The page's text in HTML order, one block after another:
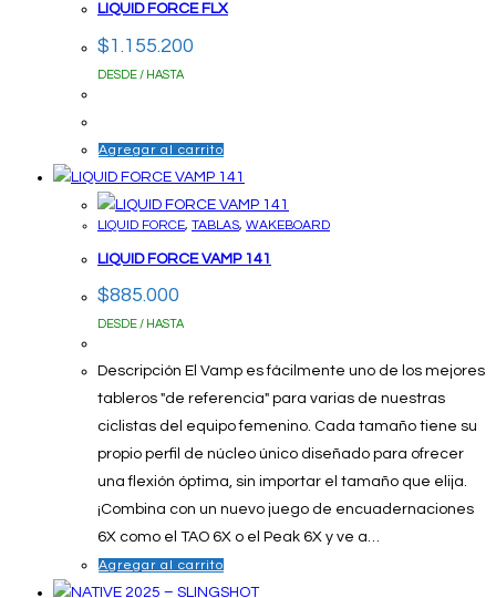
LIQUID FORCE FLX
$1.155.200
DESDE / HASTA
Agregar al carrito
LIQUID FORCE, TABLAS, WAKEBOARD
LIQUID FORCE VAMP 141
$885.000
DESDE / HASTA
Descripción El Vamp es fácilmente uno de los mejores
tableros "de referencia" para varias de nuestras
ciclistas del equipo femenino. Cada tamaño tiene su
propio perfil de núcleo único diseñado para ofrecer
una flexión óptima, sin importar el tamaño que elija.
¡Combina con un nuevo juego de encuadernaciones
6X como el TAO 6X o el Peak 6X y ve a…
Agregar al carrito